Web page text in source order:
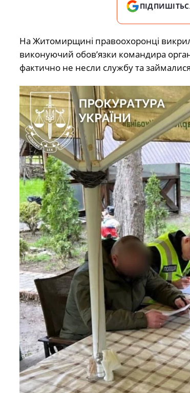
На Житомирщині правоохоронці
виконуючий обов’язки командира
фактично не несли службу та